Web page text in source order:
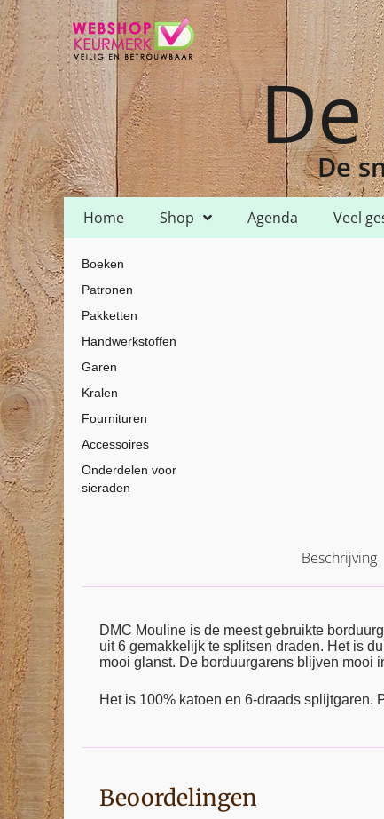
De
De
Home Shop Agenda Veel
Boeken
Patronen
Pakketten
Handwerkstoffen
Garen
Kralen
Fournituren
Accessoires
Onderdelen voor
sieraden
Beschrijving
DMC Mouline is de meest gebruikte
uit 6 gemakkelijk te splitsen draden. Het is
mooi glanst. De borduurgarens blijven mooi
Het is 100% katoen en 6-draads splijtgaren.
Beoordelingen